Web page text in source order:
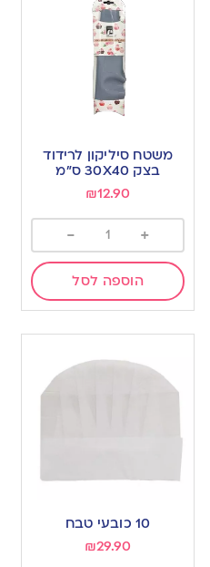
משטח סיליקון לרידוד
בצק 30X40 ס”מ
₪12.90
+
-
הוספה לסל
10 כובעי טבח
₪29.90